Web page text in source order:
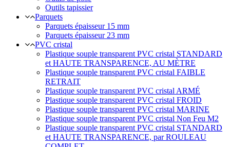
Outils tapissier
Parquets
Parquets épaisseur 15 mm
Parquets épaisseur 23 mm
PVC cristal
Plastique souple transparent PVC cristal STANDARD
et HAUTE TRANSPARENCE, AU MÈTRE
Plastique souple transparent PVC cristal FAIBLE
RETRAIT
Plastique souple transparent PVC cristal ARMÉ
Plastique souple transparent PVC cristal FROID
Plastique souple transparent PVC cristal MARINE
Plastique souple transparent PVC cristal Non Feu M2
Plastique souple transparent PVC cristal STANDARD
et HAUTE TRANSPARENCE, par ROULEAU